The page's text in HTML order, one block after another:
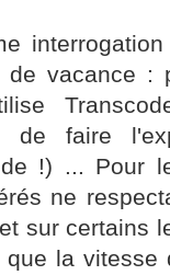
de vacance :
de faire
!) ... Pour
ne
sur certains
la vitesse